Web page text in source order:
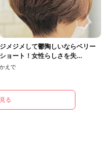
ジメジメして鬱陶しいならベリー
ショート！女性らしさを失...
かえで
る